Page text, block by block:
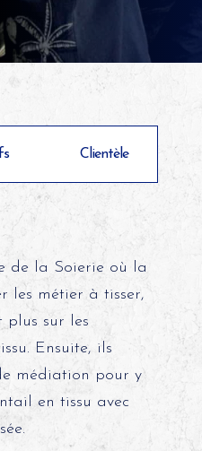
Clientèle
de la Soierie où la
les métier à tisser,
plus sur les
Ensuite, ils
médiation pour y
en tissu avec